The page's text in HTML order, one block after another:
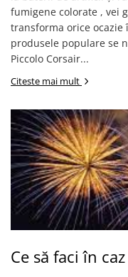
fumigene colorate , vei
transforma orice
produsele populare se
Piccolo Corsair...
Citeste mai mult
Ce să faci în